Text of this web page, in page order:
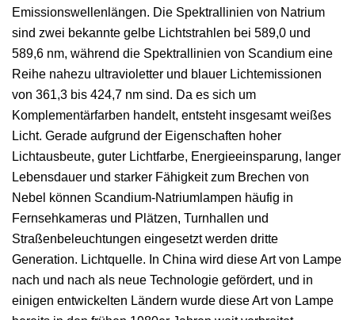
Emissionswellenlängen. Die Spektrallinien von Natrium
sind zwei bekannte gelbe Lichtstrahlen bei 589,0 und
589,6 nm, während die Spektrallinien von Scandium eine
Reihe nahezu ultravioletter und blauer Lichtemissionen
von 361,3 bis 424,7 nm sind. Da es sich um
Komplementärfarben handelt, entsteht insgesamt weißes
Licht. Gerade aufgrund der Eigenschaften hoher
Lichtausbeute, guter Lichtfarbe, Energieeinsparung, langer
Lebensdauer und starker Fähigkeit zum Brechen von
Nebel können Scandium-Natriumlampen häufig in
Fernsehkameras und Plätzen, Turnhallen und
Straßenbeleuchtungen eingesetzt werden dritte
Generation. Lichtquelle. In China wird diese Art von Lampe
nach und nach als neue Technologie gefördert, und in
einigen entwickelten Ländern wurde diese Art von Lampe